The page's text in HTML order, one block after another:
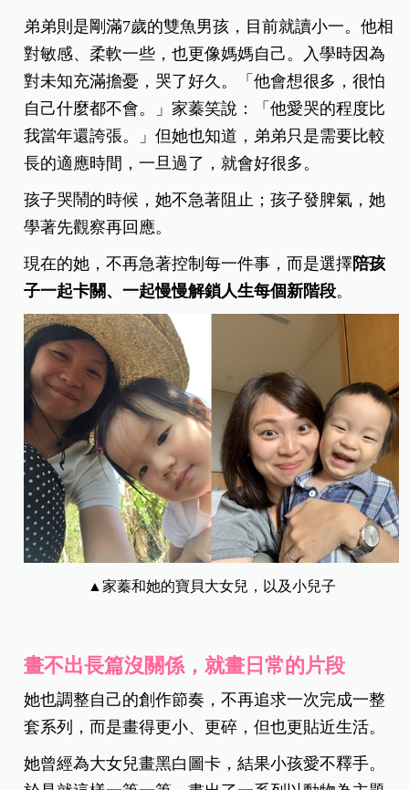
弟弟則是剛滿7歲的雙魚男孩，目前就讀小一。他相
對敏感、柔軟一些，也更像媽媽自己。入學時因為
對未知充滿擔憂，哭了好久。「他會想很多，很怕
自己什麼都不會。」家蓁笑說：「他愛哭的程度比
我當年還誇張。」但她也知道，弟弟只是需要比較
長的適應時間，一旦過了，就會好很多。
孩子哭鬧的時候，她不急著阻止；孩子發脾氣，她
學著先觀察再回應。
現在的她，不再急著控制每一件事，而是選擇陪孩
子一起卡關、一起慢慢解鎖人生每個新階段。
▲家蓁和她的寶貝大女兒，以及小兒子
畫不出長篇沒關係，就畫日常的片段
她也調整自己的創作節奏，不再追求一次完成一整
套系列，而是畫得更小、更碎，但也更貼近生活。
她曾經為大女兒畫黑白圖卡，結果小孩愛不釋手。